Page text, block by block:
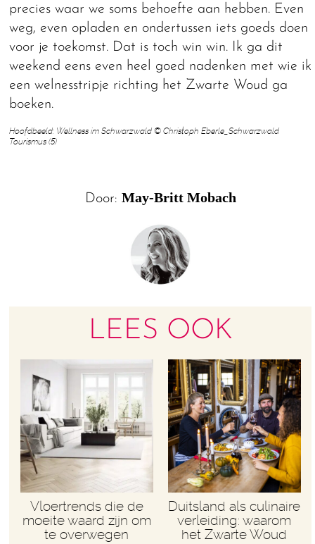
precies waar we soms behoefte aan hebben. Even
weg, even opladen en ondertussen iets goeds doen
voor je toekomst. Dat is toch win win. Ik ga dit
weekend eens even heel goed nadenken met wie ik
een welnesstripje richting het Zwarte Woud ga
boeken.
Hoofdbeeld: Wellness im Schwarzwald © Christoph Eberle_Schwarzwald
Tourismus (5)
Door: May-Britt Mobach
LEES OOK
Vloertrends die de
moeite waard zijn om
te overwegen
Duitsland als culinaire
verleiding: waarom
het Zwarte Woud